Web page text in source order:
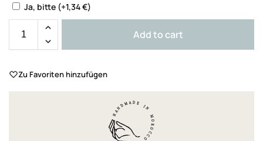
Ja, bitte (+1,34€)
Add to cart
Zu Favoriten hinzufügen